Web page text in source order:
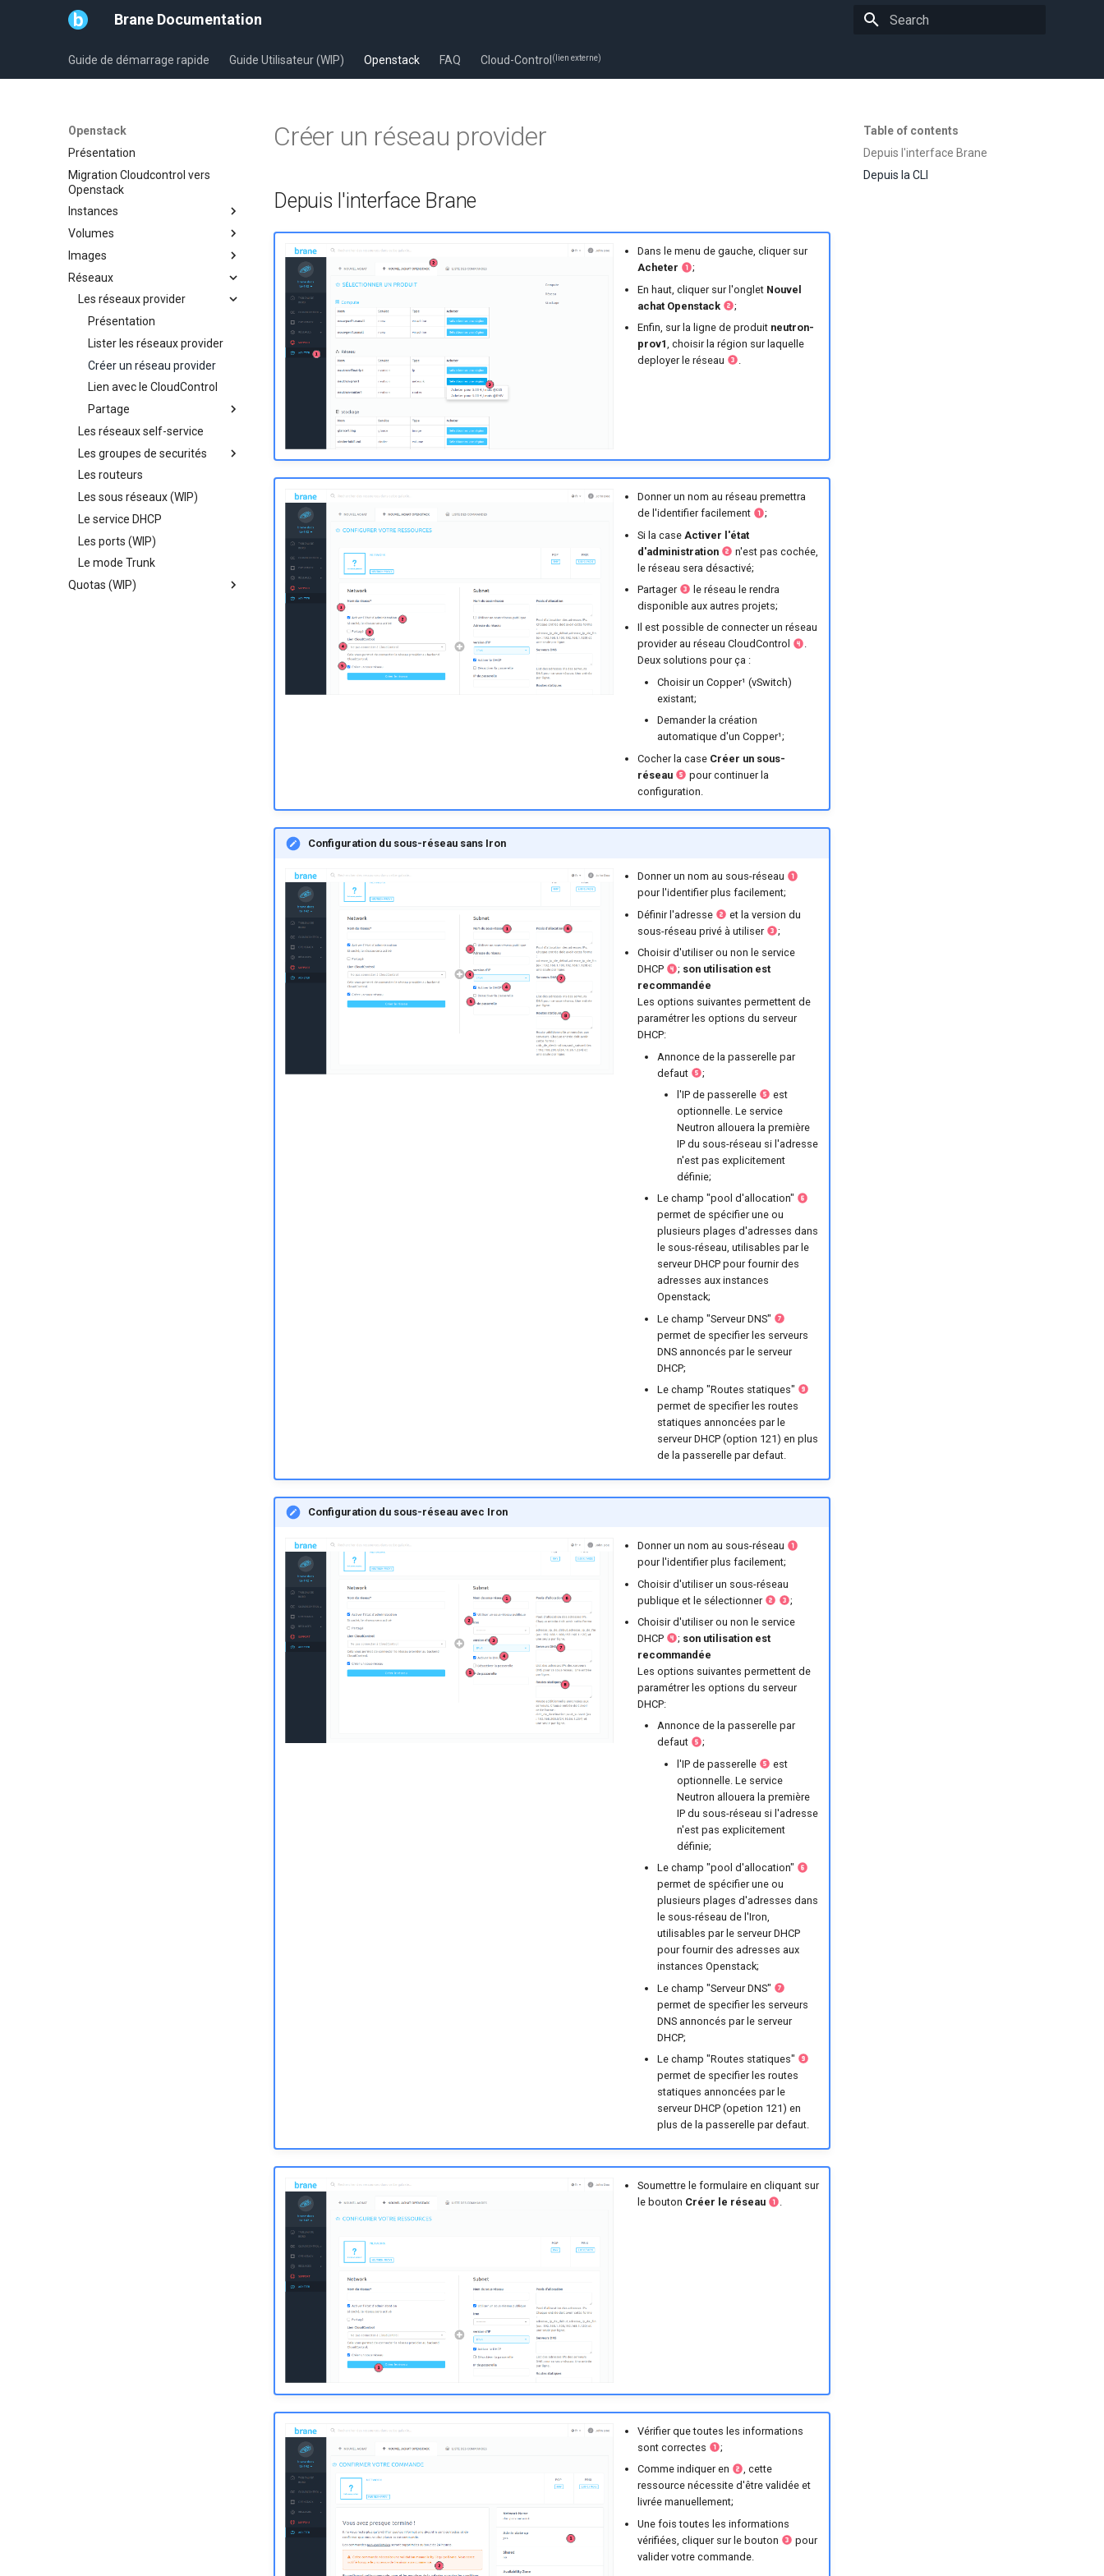
Brane Documentation
Guide de démarrage rapide Guide Utilisateur (WIP) Openstack FAQ Cloud-Control (lien externe)
Openstack
Présentation
Migration Cloudcontrol vers
Openstack
Instances
Créer une instance
Administrer une instance (WIP)
Redimensionner une instance
Les snapshots d'instance
Ajouter une clé ssh
L'agent cloud-init
L'agent QEMU
Volumes
Attacher un volume
Créer un volume
Détacher un volume
Redimentionner un volume
Créer un snapshot de volume
Images
Uploader une image
Les formats d'images
Visibilité d'une image
Partager une image
Créer une image Windows
Réseaux
Les réseaux provider
Présentation
Lister les réseaux provider
Créer un réseau provider
Lien avec le CloudControl
Partage
Créer un partage
Mettre à jour
Les réseaux self-service
Les groupes de securités
Présentation
Création
Modification
Les routeurs
Les sous réseaux (WIP)
Le service DHCP
Les ports (WIP)
Le mode Trunk
Quotas (WIP)
Table of contents
Depuis l'interface Brane
Depuis la CLI
Créer un réseau provider
Depuis l'interface Brane
Dans le menu de gauche, cliquer sur
Acheter
;
En haut, cliquer sur l'onglet Nouvel
achat Openstack
;
Enfin, sur la ligne de produit neutron-
prov1, choisir la région sur laquelle
deployer le réseau
.
Donner un nom au réseau premettra
de l'identifier facilement
;
Si la case Activer l'état
d'administration
n'est pas cochée,
le réseau sera désactivé;
Partager
le réseau le rendra
disponible aux autres projets;
Il est possible de connecter un réseau
provider au réseau CloudControl
.
Deux solutions pour ça :
Choisir un Copper¹ (vSwitch)
existant;
Demander la création
automatique d'un Copper¹;
Cocher la case Créer un sous-
réseau
pour continuer la
configuration.
Configuration du sous-réseau sans Iron
Donner un nom au sous-réseau
pour l'identifier plus facilement;
Définir l'adresse
et la version du
sous-réseau privé à utiliser
;
Choisir d'utiliser ou non le service
DHCP
; son utilisation est
recommandée
Les options suivantes permettent de
paramétrer les options du serveur
DHCP:
Annonce de la passerelle par
defaut
;
l'IP de passerelle
est
optionnelle. Le service
Neutron allouera la première
IP du sous-réseau si l'adresse
n'est pas explicitement
définie;
Le champ "pool d'allocation"
permet de spécifier une ou
plusieurs plages d'adresses dans
le sous-réseau, utilisables par le
serveur DHCP pour fournir des
adresses aux instances
Openstack;
Le champ "Serveur DNS"
permet de specifier les serveurs
DNS annoncés par le serveur
DHCP;
Le champ "Routes statiques"
permet de specifier les routes
statiques annoncées par le
serveur DHCP (option 121) en plus
de la passerelle par defaut.
Configuration du sous-réseau avec Iron
Donner un nom au sous-réseau
pour l'identifier plus facilement;
Choisir d'utiliser un sous-réseau
publique et le sélectionner
;
Choisir d'utiliser ou non le service
DHCP
; son utilisation est
recommandée
Les options suivantes permettent de
paramétrer les options du serveur
DHCP:
Annonce de la passerelle par
defaut
;
l'IP de passerelle
est
optionnelle. Le service
Neutron allouera la première
IP du sous-réseau si l'adresse
n'est pas explicitement
définie;
Le champ "pool d'allocation"
permet de spécifier une ou
plusieurs plages d'adresses dans
le sous-réseau de l'Iron,
utilisables par le serveur DHCP
pour fournir des adresses aux
instances Openstack;
Le champ "Serveur DNS"
permet de specifier les serveurs
DNS annoncés par le serveur
DHCP;
Le champ "Routes statiques"
permet de specifier les routes
statiques annoncées par le
serveur DHCP (opetion 121) en
plus de la passerelle par defaut.
Soumettre le formulaire en cliquant sur
le bouton Créer le réseau .
Vérifier que toutes les informations
sont correctes
;
Comme indiquer en
, cette
ressource nécessite d'être validée et
livrée manuellement;
Une fois toutes les informations
vérifiées, cliquer sur le bouton
pour
valider votre commande.